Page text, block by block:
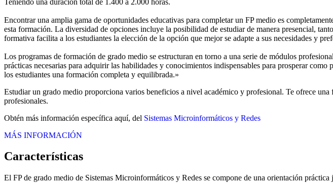
Encontrar una amplia gama de oportunidades educativas para completar un FP medio es
esta formación. La diversidad de opciones incluye la posibilidad de estudiar de manera presencial,
formativa facilita a los estudiantes la elección de la opción que mejor se adapte a sus necesidades y
Los programas de formación de grado medio se estructuran en torno a una serie de módulos
prácticas necesarias para adquirir las habilidades y conocimientos indispensables para prosperar
los estudiantes una formación completa y equilibrada.»
Estudiar un grado medio proporciona varios beneficios a nivel académico y profesional. Te ofrece
profesionales.
Obtén más información específica aquí, del Sistemas Microinformáticos y Redes
MÁS INFORMACIÓN
Características
El FP de grado medio de Sistemas Microinformáticos y Redes se compone de una orientación